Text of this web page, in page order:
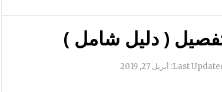
( دليل شامل )
Last أبريل 27, 2019